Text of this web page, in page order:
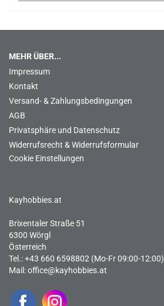
MEHR ÜBER...
Impressum
Kontakt
Versand- & Zahlungsbedingungen
AGB
Privatsphäre und Datenschutz
Widerrufsrecht & Widerrufsformular
Cookie Einstellungen
Kayhobbies.at
Brixentaler Straße 51
6300 Wörgl
Österreich
Tel.: +43 660 6598802 (Mo-Fr 09:00-12:00)
Mail:office@kayhobbies.at